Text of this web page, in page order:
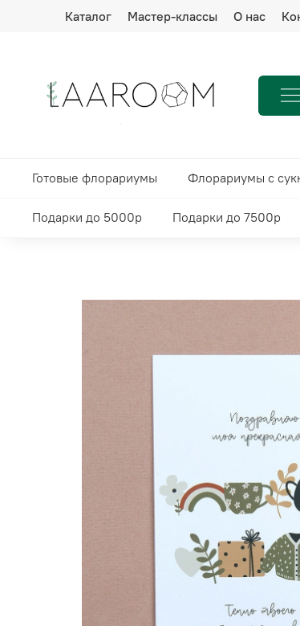
Каталог Мастер-классы О нас
Готовые флорариумы Флорариумы с
Подарки до 5000р Подарки до 7500р